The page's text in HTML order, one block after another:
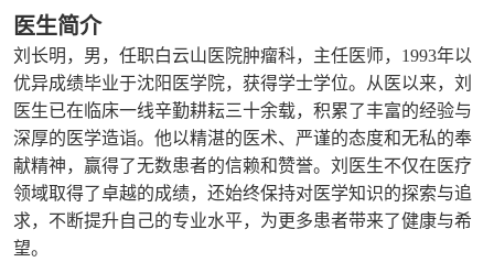
医生简介
刘长明，男，任职白云山医院肿瘤科，主任医师，1993年以
优异成绩毕业于沈阳医学院，获得学士学位。从医以来，刘
医生已在临床一线辛勤耕耘三十余载，积累了丰富的经验与
深厚的医学造诣。他以精湛的医术、严谨的态度和无私的奉
献精神，赢得了无数患者的信赖和赞誉。刘医生不仅在医疗
领域取得了卓越的成绩，还始终保持对医学知识的探索与追
求，不断提升自己的专业水平，为更多患者带来了健康与希
望。